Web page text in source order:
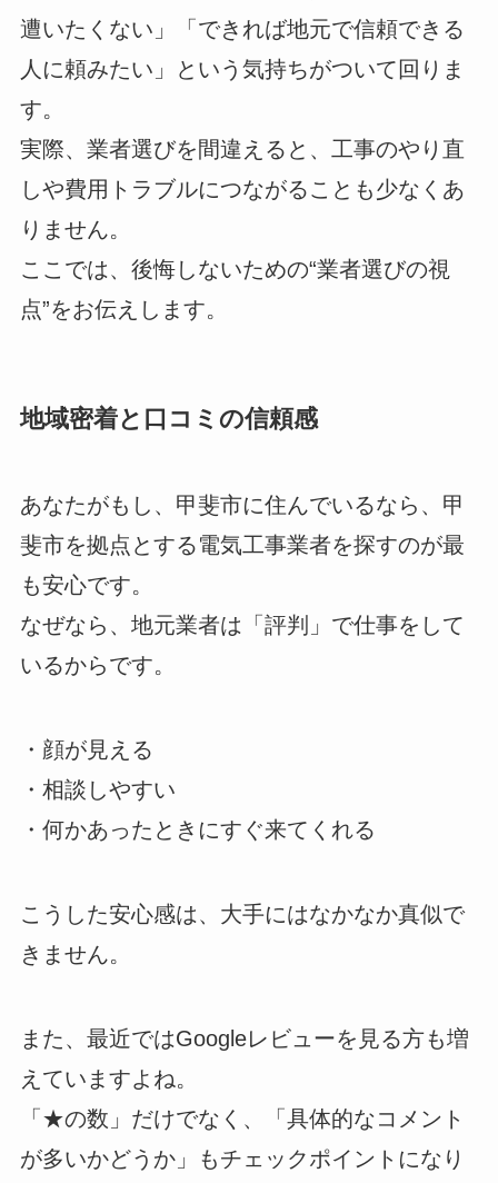
遭いたくない」「できれば地元で信頼できる
人に頼みたい」という気持ちがついて回りま
す。
実際、業者選びを間違えると、工事のやり直
しや費用トラブルにつながることも少なくあ
りません。
ここでは、後悔しないための“業者選びの視
点”をお伝えします。
地域密着と口コミの信頼感
あなたがもし、甲斐市に住んでいるなら、甲
斐市を拠点とする電気工事業者を探すのが最
も安心です。
なぜなら、地元業者は「評判」で仕事をして
いるからです。
・顔が見える
・相談しやすい
・何かあったときにすぐ来てくれる
こうした安心感は、大手にはなかなか真似で
きません。
また、最近ではGoogleレビューを見る方も増
えていますよね。
「★の数」だけでなく、「具体的なコメント
が多いかどうか」もチェックポイントになり